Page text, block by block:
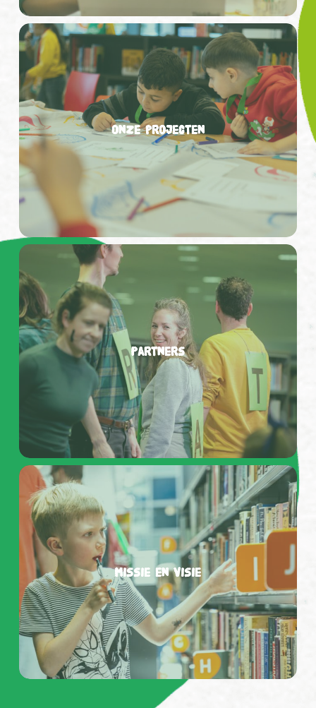
Onze
projecten
Onze projecten
Partners
Partners
Missie
en
Visie
Missie en Visie